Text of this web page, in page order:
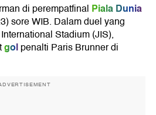
di perempatfinal Piala Dunia
sore WIB. Dalam duel yang
Stadium (JIS),
golpenalti Paris Brunner di